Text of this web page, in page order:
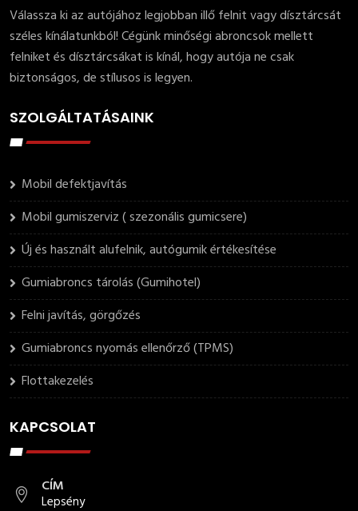
Válassza ki az autójához legjobban illő felnit vagy dísztárcsát
széles kínálatunkból! Cégünk minőségi abroncsok mellett
felniket és dísztárcsákat is kínál, hogy autója ne csak
biztonságos, de stílusos is legyen.
SZOLGÁLTATÁSAINK
Mobil defektjavítás
Mobil gumiszerviz ( szezonális gumicsere)
Új és használt alufelnik, autógumik értékesítése
Gumiabroncs tárolás (Gumihotel)
Felni javítás, görgőzés
Gumiabroncs nyomás ellenőrző (TPMS)
Flottakezelés
KAPCSOLAT
CÍM
Lepsény